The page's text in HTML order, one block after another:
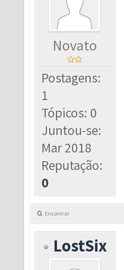
Novato
Postagens:
1
Tópicos: 0
Juntou-se:
Mar 2018
Reputação:
0
Encontrar
LostSix